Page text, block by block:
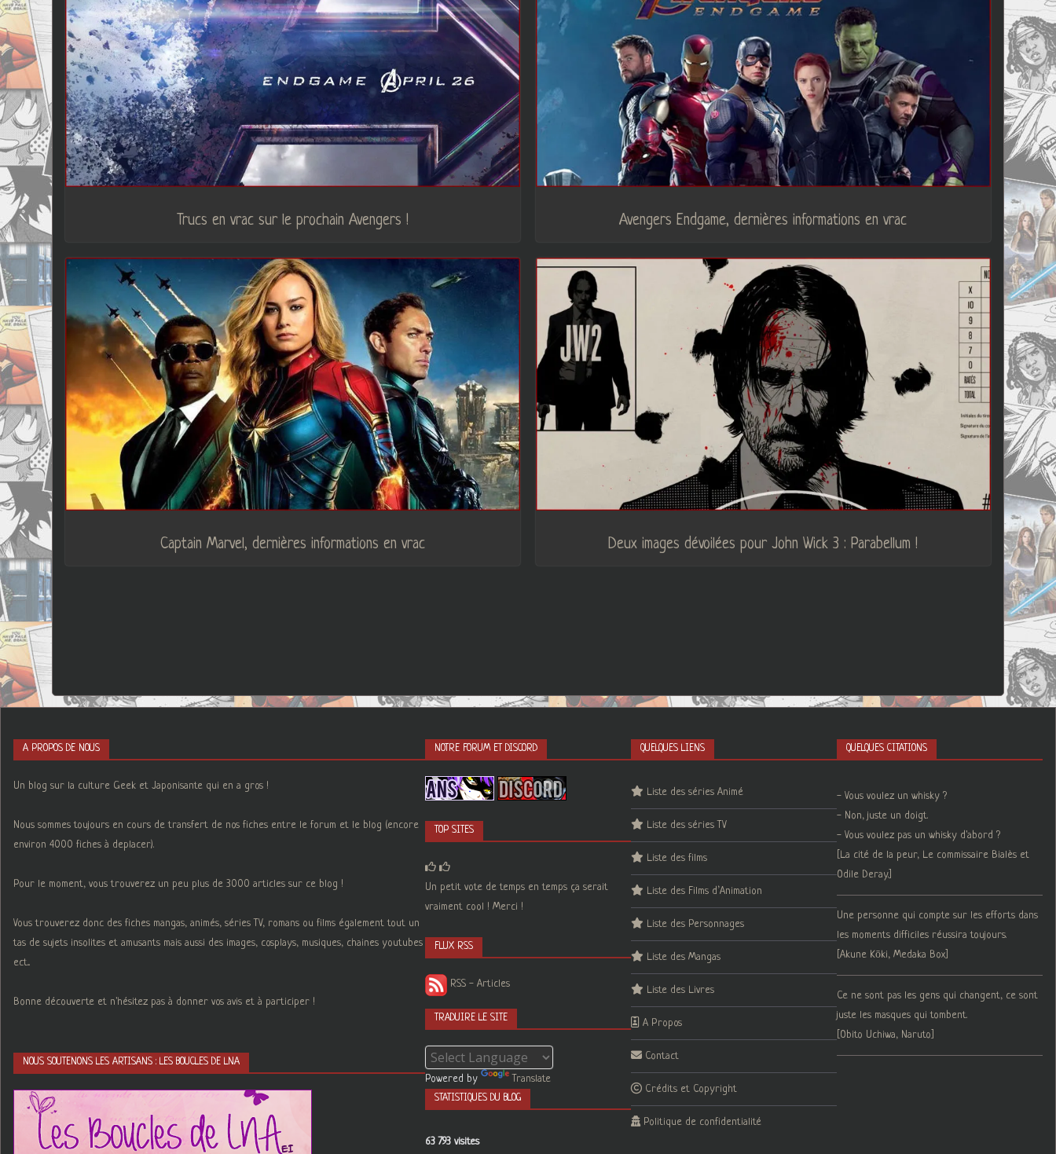
Trucs en vrac sur le prochain Avengers ! Avengers Endgame, dernières informations en vrac
Captain Marvel, dernières informations en vrac Deux images dévoilées pour John Wick 3 : Parabellum !
A PROPOS DE NOUS
Un blog sur la culture Geek et Japonisante qui en a gros !
Nous sommes toujours en cours de transfert de nos fiches entre le forum et le blog (encore
environ 4000 fiches à deplacer).
Pour le moment, vous trouverez un peu plus de 3000 articles sur ce blog !
Vous trouverez donc des fiches mangas, animés, séries TV, romans ou films également tout un
tas de sujets insolites et amusants mais aussi des images, cosplays, musiques, chaines youtubes
ect...
Bonne découverte et n'hésitez pas à donner vos avis et à participer !
NOUS SOUTENONS LES ARTISANS : LES BOUCLES DE LNA
NOTRE FORUM ET DISCORD
TOP SITES
Un petit vote de temps en temps ça serait
vraiment cool ! Merci !
FLUX RSS
RSS - Articles
TRADUIRE LE SITE
Powered by Translate
STATISTIQUES DU BLOG
63 793 visites
QUELQUES LIENS
Liste des séries Animé
Liste des séries TV
Liste des films
Liste des Films d’Animation
Liste des Personnages
Liste des Mangas
Liste des Livres
A Propos
Contact
Crédits et Copyright
Politique de confidentialité
QUELQUES CITATIONS
- Vous voulez un whisky ?
- Non, juste un doigt.
- Vous voulez pas un whisky d'abord ?
[La cité de la peur, Le commissaire Bialès et
Odile Deray.]
Une personne qui compte sur les efforts dans
les moments difficiles réussira toujours.
[Akune Kōki, Medaka Box]
Ce ne sont pas les gens qui changent, ce sont
juste les masques qui tombent.
[Obito Uchiwa, Naruto]